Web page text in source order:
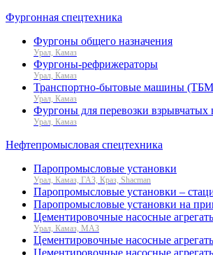
Фургонная спецтехника
Фургоны общего назначения
Урал, Камаз
Фургоны-рефрижераторы
Урал, Камаз
Транспортно-бытовые машины
Урал, Камаз
Фургоны для перевозки взрывчатых
Урал, Камаз
Нефтепромысловая спецтехника
Паропромысловые установки
Урал, Камаз, ГАЗ, Краз, Shacman
Паропромысловые установки –
Паропромысловые установки на
Цементировочные насосные
Урал, Камаз, МАЗ
Цементировочные насосные
Цементировочные насосные